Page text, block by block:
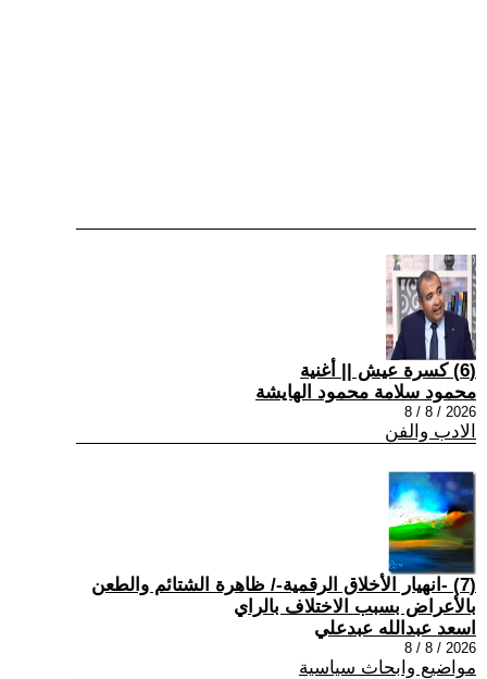
(6) كسرة عيش || أغنية
محمود سلامة محمود الهايشة
2026 / 8 / 8
الادب والفن
(7) -انهيار الأخلاق الرقمية-/ ظاهرة الشتائم والطعن
بالأعراض بسبب الاختلاف بالراي
اسعد عبدالله عبدعلي
2026 / 8 / 8
مواضيع وابحاث سياسية